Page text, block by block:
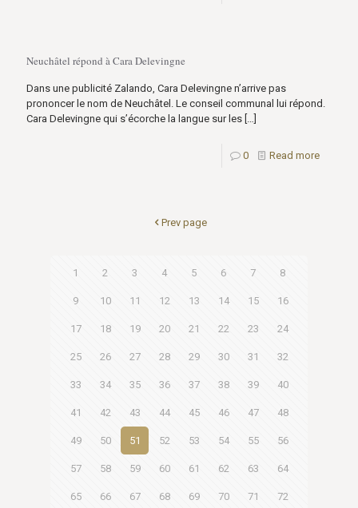
Neuchâtel répond à Cara Delevingne
Dans une publicité Zalando, Cara Delevingne n’arrive pas
prononcer le nom de Neuchâtel. Le conseil communal lui répond.
Cara Delevingne qui s’écorche la langue sur les […]
0 Read more
Prev page
1 2 3 4 5 6 7 8
9 10 11 12 13 14 15 16
17 18 19 20 21 22 23 24
25 26 27 28 29 30 31 32
33 34 35 36 37 38 39 40
41 42 43 44 45 46 47 48
49 50 51 52 53 54 55 56
57 58 59 60 61 62 63 64
65 66 67 68 69 70 71 72